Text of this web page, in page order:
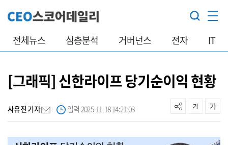
전체뉴스 심층분석 거버넌스 전자 IT
[그래픽] 신한라이프 당기순이익 현황
사유진 기자 입력 2025-11-18 14:21:03